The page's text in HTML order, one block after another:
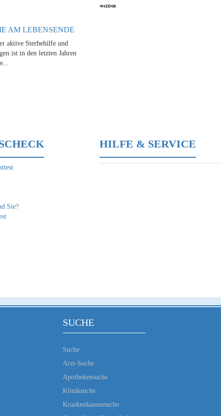
AM LEBENSENDE
aktive Sterbehilfe und
ist in den letzten Jahren
Sie?
HILFE & SERVICE
SUCHE
Suche
Arzt-Suche
Apothekensuche
Kliniksuche
Krankenkassensuche